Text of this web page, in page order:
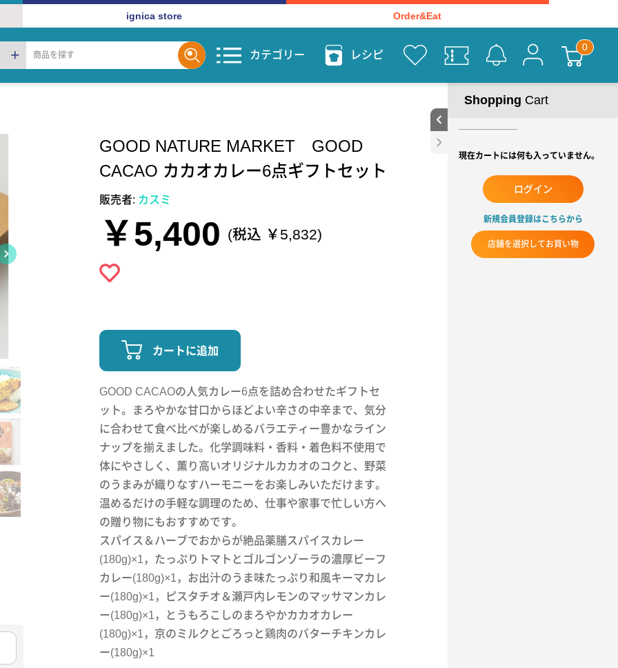
ignica store Order&Eat
カテゴリー レシピ
GOOD NATURE MARKET GOOD
CACAO カカオカレー6点ギフトセット
販売者: カスミ
￥5,400 (税込 ￥5,832)
カートに追加
GOOD CACAOの人気カレー6点を詰め合わせたギフトセ
ット。まろやかな甘口からほどよい辛さの中辛まで、気分
に合わせて食べ比べが楽しめるバラエティー豊かなライン
ナップを揃えました。化学調味料・香料・着色料不使用で
体にやさしく、薫り高いオリジナルカカオのコクと、野菜
のうまみが織りなすハーモニーをお楽しみいただけます。
温めるだけの手軽な調理のため、仕事や家事で忙しい方へ
の贈り物にもおすすめです。
スパイス＆ハーブでおからが絶品薬膳スパイスカレー
(180g)×1，たっぷりトマトとゴルゴンゾーラの濃厚ビーフ
カレー(180g)×1，お出汁のうま味たっぷり和風キーマカレ
ー(180g)×1，ピスタチオ＆瀬戸内レモンのマッサマンカレ
ー(180g)×1，とうもろこしのまろやかカカオカレー
(180g)×1，京のミルクとごろっと鶏肉のバターチキンカレ
ー(180g)×1
Shopping Cart
現在カートには何も入っていません。
ログイン
新規会員登録はこちらから
店舗を選択してお買い物